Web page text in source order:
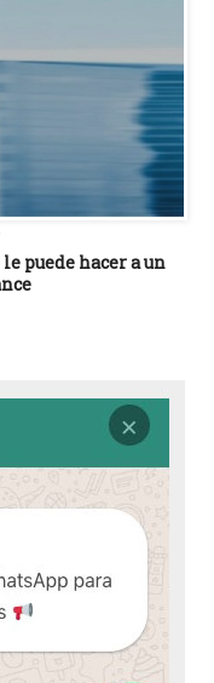
puede hacer a un